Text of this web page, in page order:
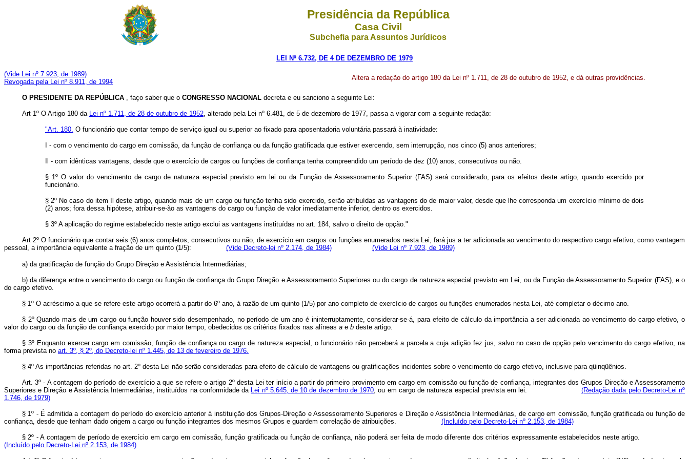
Presidência da República
Casa Civil
Subchefia para Assuntos Jurídicos
LEI Nº 6.732, DE 4 DE DEZEMBRO DE 1979
(Vide Lei nº 7.923, de 1989)
Revogada pela Lei nº 8.911, de 1994
Altera a redação do artigo 180 da Lei nº 1.711, de 28 de outubro de 1952, e dá outras providências.
O PRESIDENTE DA REPÚBLICA , faço saber que o CONGRESSO NACIONAL decreta e eu sanciono a seguinte Lei:
Art 1º O Artigo 180 da Lei nº 1.711, de 28 de outubro de 1952, alterado pela Lei nº 6.481, de 5 de dezembro de 1977, passa a vigorar com a seguinte redação:
"Art. 180. O funcionário que contar tempo de serviço igual ou superior ao fixado para aposentadoria voluntária passará à inatividade:
I - com o vencimento do cargo em comissão, da função de confiança ou da função gratificada que estiver exercendo, sem interrupção, nos cinco (5) anos anteriores;
Il - com idênticas vantagens, desde que o exercício de cargos ou funções de confiança tenha compreendido um período de dez (10) anos, consecutivos ou não.
§ 1º O valor do vencimento de cargo de natureza especial previsto em lei ou da Função de Assessoramento Superior (FAS) será considerado, para os efeitos deste artigo, quando exercido por
funcionário.
§ 2º No caso do item Il deste artigo, quando mais de um cargo ou função tenha sido exercido, serão atribuídas as vantagens do de maior valor, desde que lhe corresponda um exercício mínimo de dois
(2) anos; fora dessa hipótese, atribuir-se-ão as vantagens do cargo ou função de valor imediatamente inferior, dentro os exercidos.
§ 3º A aplicação do regime estabelecido neste artigo exclui as vantagens instituídas no art. 184, salvo o direito de opção."
Art 2º O funcionário que contar seis (6) anos completos, consecutivos ou não, de exercício em cargos ou funções enumerados nesta Lei, fará jus a ter adicionada ao vencimento do respectivo cargo efetivo, como vantagem
pessoal, a importância equivalente a fração de um quinto (1/5): (Vide Decreto-lei nº 2.174, de 1984) (Vide Lei nº 7.923, de 1989)
a) da gratificação de função do Grupo Direção e Assistência Intermediárias;
b) da diferença entre o vencimento do cargo ou função de confiança do Grupo Direção e Assessoramento Superiores ou do cargo de natureza especial previsto em Lei, ou da Função de Assessoramento Superior (FAS), e o
do cargo efetivo.
§ 1º O acréscimo a que se refere este artigo ocorrerá a partir do 6º ano, à razão de um quinto (1/5) por ano completo de exercício de cargos ou funções enumerados nesta Lei, até completar o décimo ano.
§ 2º Quando mais de um cargo ou função houver sido desempenhado, no período de um ano é ininterruptamente, considerar-se-á, para efeito de cálculo da importância a ser adicionada ao vencimento do cargo efetivo, o
valor do cargo ou da função de confiança exercido por maior tempo, obedecidos os critérios fixados nas alíneas a e b deste artigo.
§ 3º Enquanto exercer cargo em comissão, função de confiança ou cargo de natureza especial, o funcionário não perceberá a parcela a cuja adição fez jus, salvo no caso de opção pelo vencimento do cargo efetivo, na
forma prevista no art. 3º, § 2º, do Decreto-lei nº 1.445, de 13 de fevereiro de 1976.
§ 4º As importâncias referidas no art. 2º desta Lei não serão consideradas para efeito de cálculo de vantagens ou gratificações incidentes sobre o vencimento do cargo efetivo, inclusive para qüinqüênios.
Art. 3º - A contagem do período de exercício a que se refere o artigo 2º desta Lei ter início a partir do primeiro provimento em cargo em comissão ou função de confiança, integrantes dos Grupos Direção e Assessoramento
Superiores e Direção e Assistência Intermediárias, instituídos na conformidade da Lei nº 5.645, de 10 de dezembro de 1970, ou em cargo de natureza especial prevista em lei.(Redação dada pelo Decreto-Lei nº
1.746, de 1979)
§ 1º - É admitida a contagem do período do exercício anterior à instituição dos Grupos-Direção e Assessoramento Superiores e Direção e Assistência Intermediárias, de cargo em comissão, função gratificada ou função de
confiança, desde que tenham dado origem a cargo ou função integrantes dos mesmos Grupos e guardem correlação de atribuições. (Incluído pelo Decreto-Lei nº 2.153, de 1984)
§ 2º - A contagem de período de exercício em cargo em comissão, função gratificada ou função de confiança, não poderá ser feita de modo diferente dos critérios expressamente estabelecidos neste artigo.
(Incluído pelo Decreto-Lei nº 2.153, de 1984)